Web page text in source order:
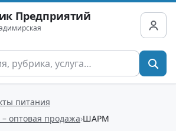
Предприятий
питания
оптовая продажа ШАРМ